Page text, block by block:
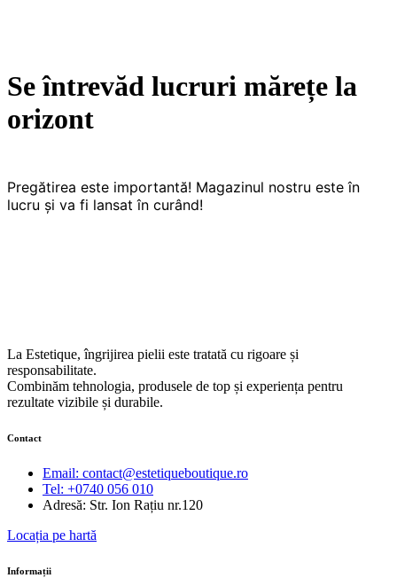
Se întrevăd lucruri mărețe la
orizont
Pregătirea este importantă! Magazinul nostru este în
lucru și va fi lansat în curând!
La Estetique, îngrijirea pielii este tratată cu rigoare și
responsabilitate.
Combinăm tehnologia, produsele de top și experiența pentru
rezultate vizibile și durabile.
Contact
Email: contact@estetiqueboutique.ro
Tel: +0740 056 010
Adresă: Str. Ion Rațiu nr.120
Locația pe hartă
Informații